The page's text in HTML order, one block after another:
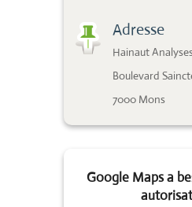
Adresse
Hainaut
Boulevard
7000 Mons
Google Maps a